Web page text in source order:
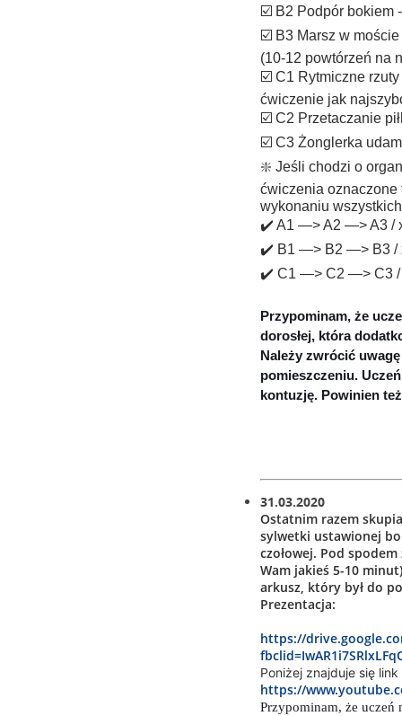
☑️ B2 Podpór bokiem
☑️ B3 Marsz w
(10-12 powtórzeń na
☑️ C1 Rytmiczne
ćwiczenie jak
☑️ C2 Przetaczanie
☑️ C3 Żonglerka
❇️ Jeśli chodzi o
ćwiczenia oznaczone
wykonaniu
✔️ A1 —> A2 —> A3 /
✔️ B1 —> B2 —> B3 /
✔️ C1 —> C2 —> C3
Przypominam, że
dorosłej, która
Należy zwrócić
pomieszczeniu.
kontuzję. Powinien
31.03.2020
Ostatnim razem
sylwetki ustawionej
czołowej. Pod
Wam jakieś 5-10
arkusz, który był do
Prezentacja:
https://
Poniżej znajduje się
https://
Przypominam, że uczeń